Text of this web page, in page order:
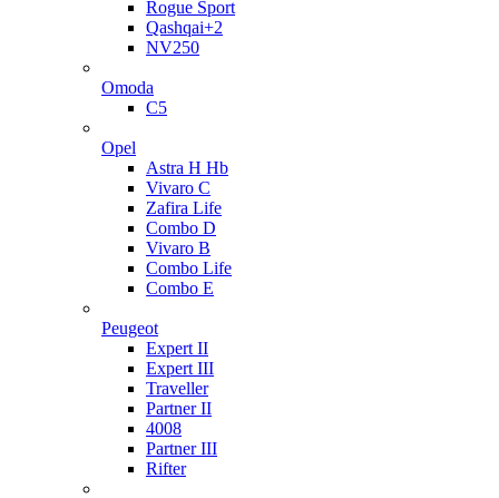
Rogue Sport
Qashqai+2
NV250
Omoda
C5
Opel
Astra H Hb
Vivaro C
Zafira Life
Combo D
Vivaro B
Combo Life
Combo E
Peugeot
Expert II
Expert III
Traveller
Partner II
4008
Partner III
Rifter